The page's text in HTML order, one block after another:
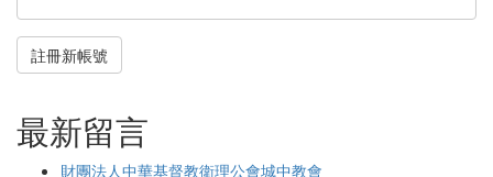
註冊新帳號
最新留言
財團法人中華基督教衛理公會城中教會